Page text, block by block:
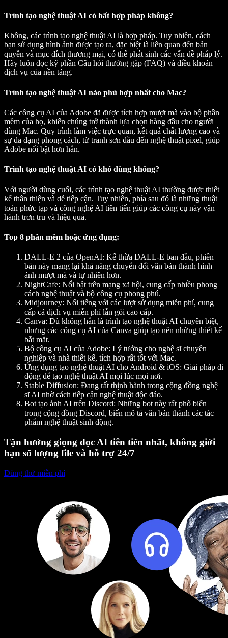
Trình tạo nghệ thuật AI có bất hợp pháp không?
Không, các trình tạo nghệ thuật AI là hợp pháp. Tuy nhiên, cách
bạn sử dụng hình ảnh được tạo ra, đặc biệt là liên quan đến bản
quyền và mục đích thương mại, có thể phát sinh các vấn đề pháp lý.
Hãy luôn đọc kỹ phần Câu hỏi thường gặp (FAQ) và điều khoản
dịch vụ của nền tảng.
Trình tạo nghệ thuật AI nào phù hợp nhất cho Mac?
Các công cụ AI của Adobe đã được tích hợp mượt mà vào bộ phần
mềm của họ, khiến chúng trở thành lựa chọn hàng đầu cho người
dùng Mac. Quy trình làm việc trực quan, kết quả chất lượng cao và
sự đa dạng phong cách, từ tranh sơn dầu đến nghệ thuật pixel, giúp
Adobe nổi bật hơn hẳn.
Trình tạo nghệ thuật AI có khó dùng không?
Với người dùng cuối, các trình tạo nghệ thuật AI thường được thiết
kế thân thiện và dễ tiếp cận. Tuy nhiên, phía sau đó là những thuật
toán phức tạp và công nghệ AI tiên tiến giúp các công cụ này vận
hành trơn tru và hiệu quả.
Top 8 phần mềm hoặc ứng dụng:
DALL-E 2 của OpenAI: Kế thừa DALL-E ban đầu, phiên
bản này mang lại khả năng chuyển đổi văn bản thành hình
ảnh mượt mà và tự nhiên hơn.
NightCafe: Nổi bật trên mạng xã hội, cung cấp nhiều phong
cách nghệ thuật và bộ công cụ phong phú.
Midjourney: Nổi tiếng với các lượt sử dụng miễn phí, cung
cấp cả dịch vụ miễn phí lẫn gói cao cấp.
Canva: Dù không hẳn là trình tạo nghệ thuật AI chuyên biệt,
nhưng các công cụ AI của Canva giúp tạo nên những thiết kế
bắt mắt.
Bộ công cụ AI của Adobe: Lý tưởng cho nghệ sĩ chuyên
nghiệp và nhà thiết kế, tích hợp rất tốt với Mac.
Ứng dụng tạo nghệ thuật AI cho Android & iOS: Giải pháp di
động để tạo nghệ thuật AI mọi lúc mọi nơi.
Stable Diffusion: Đang rất thịnh hành trong cộng đồng nghệ
sĩ AI nhờ cách tiếp cận nghệ thuật độc đáo.
Bot tạo ảnh AI trên Discord: Những bot này rất phổ biến
trong cộng đồng Discord, biến mô tả văn bản thành các tác
phẩm nghệ thuật sinh động.
Tận hưởng giọng đọc AI tiên tiến nhất, không giới
hạn số lượng file và hỗ trợ 24/7
Dùng thử miễn phí